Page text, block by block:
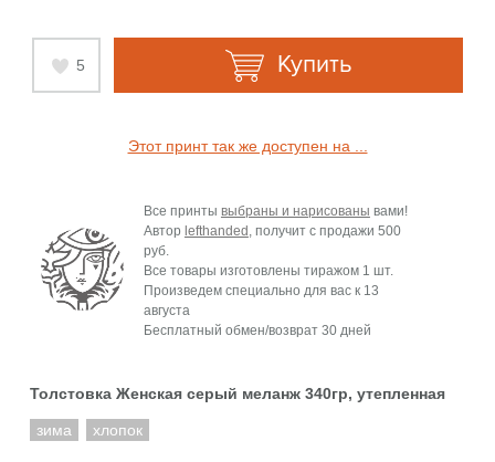
5 Купить
Этот принт так же доступен на ...
Все принты выбраны и нарисованы вами!
Автор lefthanded , получит с продажи 500
руб.
Все товары изготовлены тиражом 1 шт.
Произведем специально для вас к 13
августа
Бесплатный обмен/возврат 30 дней
Толстовка Женская серый меланж 340гр, утепленная
зима хлопок